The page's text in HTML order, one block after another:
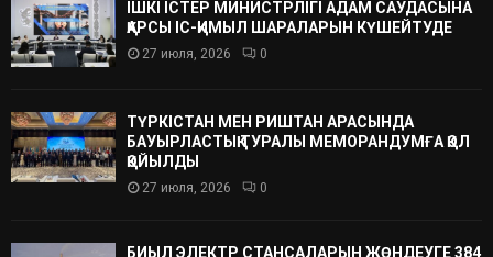
ІШКІ ІСТЕР МИНИСТРЛІГІ АДАМ САУДАСЫНА
ҚАРСЫ ІС-ҚИМЫЛ ШАРАЛАРЫН КҮШЕЙТУДЕ
27 июля, 2026 0
ТҮРКІСТАН МЕН РИШТАН АРАСЫНДА
БАУЫРЛАСТЫҚ ТУРАЛЫ МЕМОРАНДУМҒА ҚОЛ
ҚОЙЫЛДЫ
27 июля, 2026 0
БИЫЛ ЭЛЕКТР СТАНСАЛАРЫН ЖӨНДЕУГЕ 384